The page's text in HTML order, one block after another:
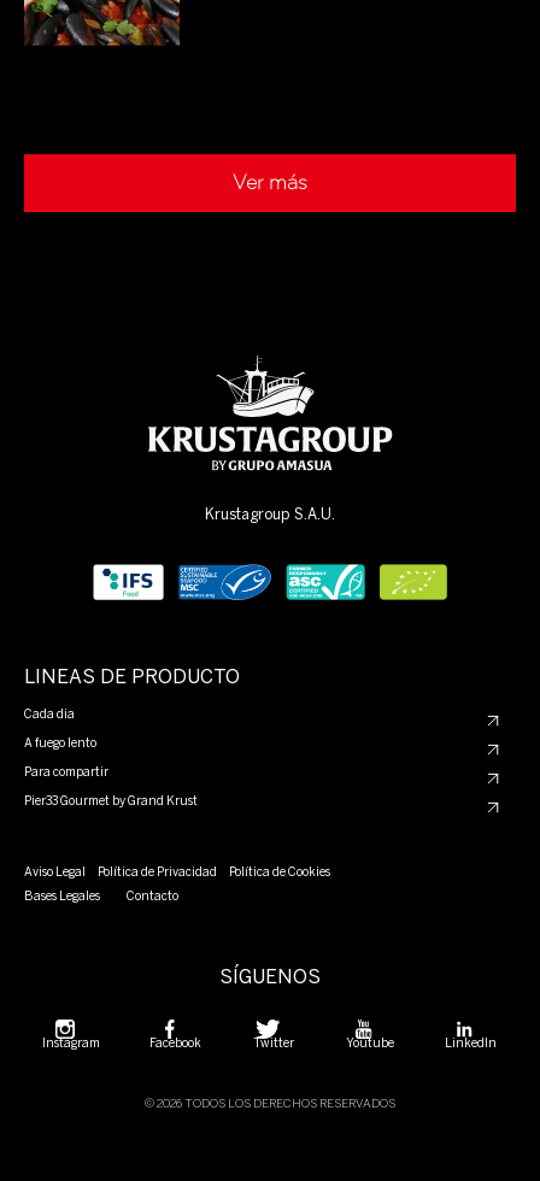
Ver más
Krustagroup S.A.U.
LINEAS DE PRODUCTO
Cada dia
A fuego lento
Para compartir
Pier33 Gourmet by Grand Krust
Aviso Legal Política de Privacidad Política de Cookies
Bases Legales Contacto
SÍGUENOS
Instagram Facebook Twitter Youtube LinkedIn
© 2026 TODOS LOS DERECHOS RESERVADOS